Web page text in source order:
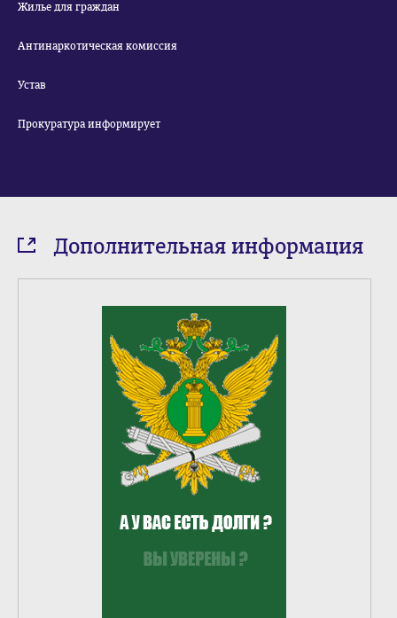
Жилье для граждан
Антинаркотическая комиссия
Устав
Прокуратура информирует
Дополнительная информация